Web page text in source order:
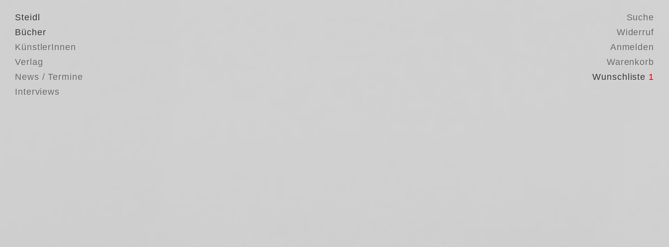
Steidl
Bücher
KünstlerInnen
Verlag
News / Termine
Interviews
Suche
Widerruf
Anmelden
Warenkorb
Wunschliste 1